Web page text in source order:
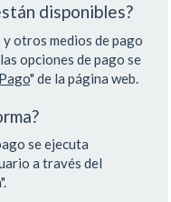
disponibles?
otros medios de pago
opciones de pago se
" de la página web.
se ejecuta
a través del